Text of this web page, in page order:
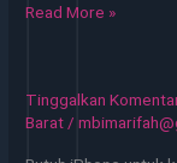
Sewa
di
Cempaka
Read More »
Tinggalkan
Barat/